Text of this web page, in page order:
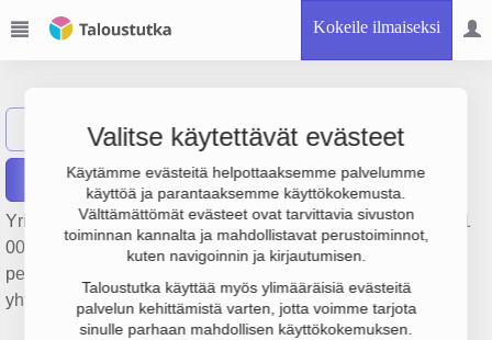
Kokeile ilmaiseksi
Valitse käytettävät evästeet
Käytämme evästeitä helpottaaksemme palvelumme
käyttöä ja parantaaksemme käyttökokemusta.
Välttämättömät evästeet ovat tarvittavia sivuston
toiminnan kannalta ja mahdollistavat perustoiminnot,
kuten navigoinnin ja kirjautumisen.
Taloustutka käyttää myös ylimääräisiä evästeitä
palvelun kehittämistä varten, jotta voimme tarjota
sinulle parhaan mahdollisen käyttökokemuksen.
Näytä haku AT A&O Tukku Oy
Raportit
Yrityksen A&O Tukku Oy liikevaihto on 274 000 € ja tulos 61
000 €. Sen päätoimiala on Yleistukkukauppa,
perustamisvuosi 2008 ja sijainti Kauniainen. Yrityksen
yhtiömuoto Osakeyhtiö (OY).